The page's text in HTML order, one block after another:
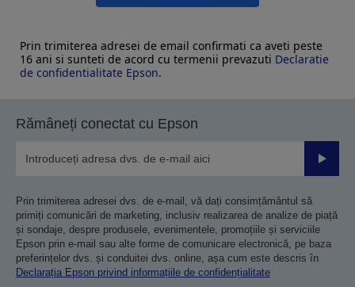
Prin trimiterea adresei de email confirmati ca aveti peste
16 ani si sunteti de acord cu termenii prevazuti Declaratie
de confidentialitate Epson.
Rămâneți conectat cu Epson
Prin trimiterea adresei dvs. de e-mail, vă dați consimțământul să
primiți comunicări de marketing, inclusiv realizarea de analize de piață
și sondaje, despre produsele, evenimentele, promoțiile și serviciile
Epson prin e-mail sau alte forme de comunicare electronică, pe baza
preferințelor dvs. și conduitei dvs. online, așa cum este descris în
Declarația Epson privind informațiile de confidențialitate